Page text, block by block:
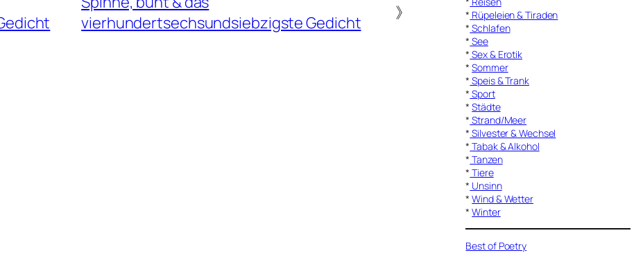
vierhundertsechsundsiebzigste Gedicht
》
* Rüpeleien & Tiraden
* Schlafen
* See
* Sex & Erotik
*Sommer
* Speis & Trank
* Sport
*Städte
* Strand/Meer
* Silvester & Wechsel
* Tabak & Alkohol
* Tanzen
* Tiere
* Unsinn
*Wind & Wetter
*Winter
Best of Poetry